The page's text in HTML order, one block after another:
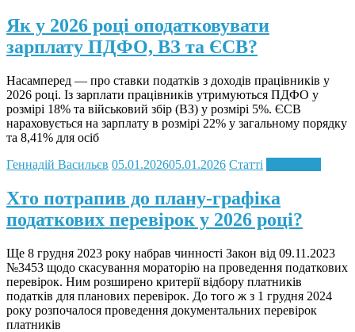
Як у 2026 році оподатковувати
зарплату ПДФО, ВЗ та ЄСВ?
Насамперед — про ставки податків з доходів працівників у
2026 році. Із зарплати працівників утримуються ПДФО у
розмірі 18% та військовий збір (ВЗ) у розмірі 5%. ЄСВ
нараховується на зарплату в розмірі 22% у загальному порядку
та 8,41% для осіб
Геннадій Васильєв 05.01.202605.01.2026 Статті
Хто потрапив до плану-графіка
податкових перевірок у 2026 році?
Ще 8 грудня 2023 року набрав чинності Закон від 09.11.2023
№3453 щодо скасування мораторію на проведення податкових
перевірок. Ним розширено критерії відбору платників
податків для планових перевірок. До того ж з 1 грудня 2024
року розпочалося проведення документальних перевірок
платників